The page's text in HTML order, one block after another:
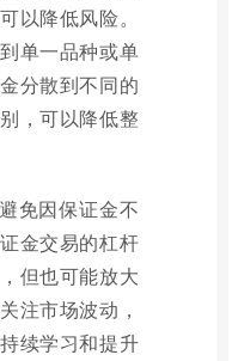
以降低风险。
单一品种或单
分散到不同的
，可以降低整
免因保证金不
金交易的杠杆
但也可能放大
注市场波动，
续学习和提升